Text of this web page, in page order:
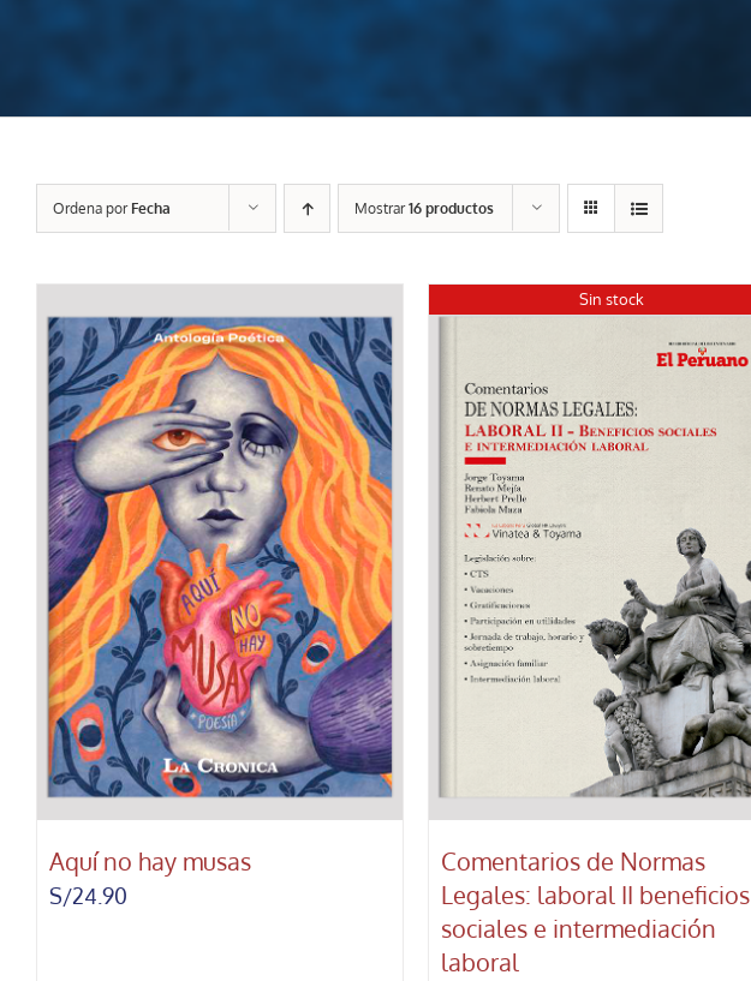
Ordena por Fecha Mostrar16 productos
Aquí no hay musas
S/24.90
Sin stock
Comentarios de Normas
Legales: laboral II beneficios
sociales e intermediación
laboral